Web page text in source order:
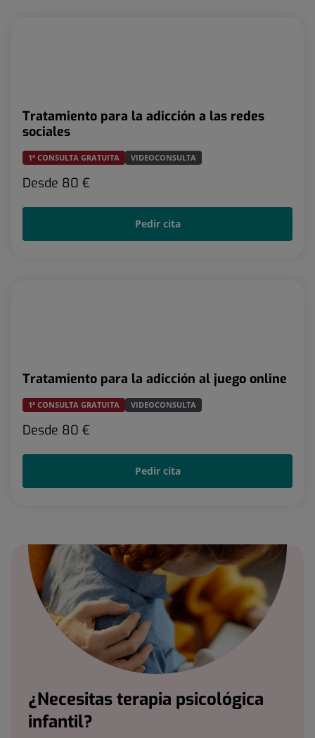
Tratamiento para la adicción a las redes
sociales
1ª CONSULTA GRATUITA VIDEOCONSULTA
Desde 80 €
Pedir cita
Tratamiento para la adicción al juego online
1ª CONSULTA GRATUITA VIDEOCONSULTA
Desde 80 €
Pedir cita
¿Necesitas terapia psicológica
infantil?